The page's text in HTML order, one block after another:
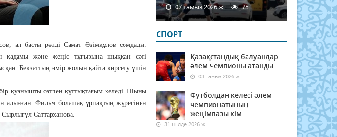
ал басты рөлді Самат Әзімқұлов сомдады.
қадамы және жеңіс тұғырына шыққан сәті
Бекзаттың өмір жолын қайта көрсету үшін
қуанышты сәтпен құттықтағым келеді. Шыны
алынған. Фильм болашақ ұрпақтың жүрегінен
Саттарханова.
07 тамыз 2026 ж. 75
СПОРТ
Қазақстандық балуандар
әлем чемпионы атанды
03 тамыз 2026 ж.
Футболдан келесі әлем
чемпионатының
жеңімпазы кім
31 шілде 2026 ж.